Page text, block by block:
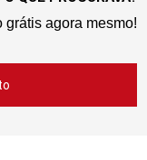
grátis agora mesmo!